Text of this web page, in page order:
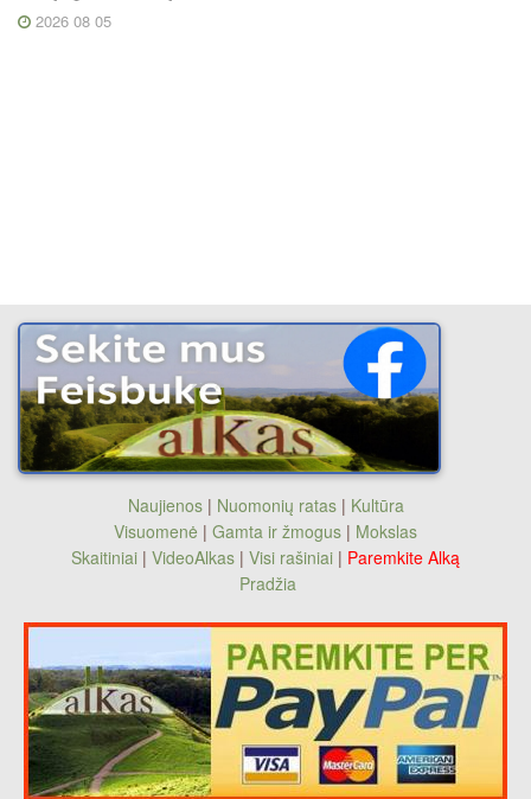
2026 08 05
Naujienos| Nuomonių ratas| Kultūra
Visuomenė | Gamta ir žmogus | Mokslas
Skaitiniai | VideoAlkas | Visi rašiniai | Paremkite Alką
Pradžia